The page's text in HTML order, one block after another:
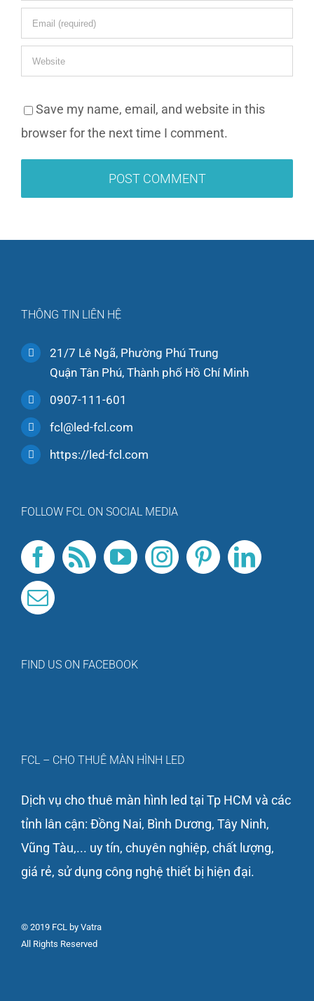
Save my name, email, and website in this
browser for the next time I comment.
THÔNG TIN LIÊN HỆ
21/7 Lê Ngã, Phường Phú Trung
Quận Tân Phú, Thành phố Hồ Chí Minh
0907-111-601
fcl@led-fcl.com
https://led-fcl.com
FOLLOW FCL ON SOCIAL MEDIA
FIND US ON FACEBOOK
FCL – CHO THUÊ MÀN HÌNH LED
Dịch vụ cho thuê màn hình led tại Tp HCM và các
tỉnh lân cận: Đồng Nai, Bình Dương, Tây Ninh,
Vũng Tàu,... uy tín, chuyên nghiệp, chất lượng,
giá rẻ, sử dụng công nghệ thiết bị hiện đại.
© 2019 FCL by Vatra
All Rights Reserved